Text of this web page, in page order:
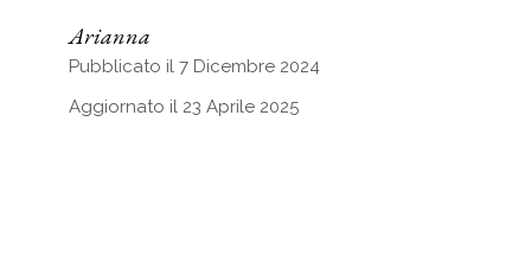
Arianna
Pubblicato il 7 Dicembre 2024
Aggiornato il 23 Aprile 2025